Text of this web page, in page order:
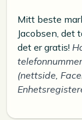
Mitt beste
Jacobsen, det
det er gratis!
(nettside,